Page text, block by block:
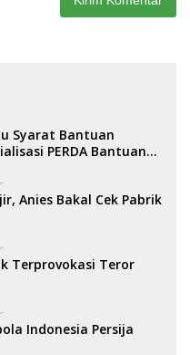
Syarat Bantuan
PERDA Bantuan
Anies Bakal Cek Pabrik
Terprovokasi Teror
Indonesia Persija